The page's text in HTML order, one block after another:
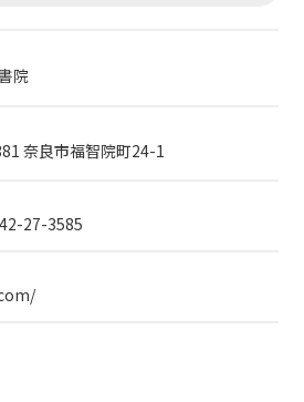
院
奈良市福智院町24-1
27-3585